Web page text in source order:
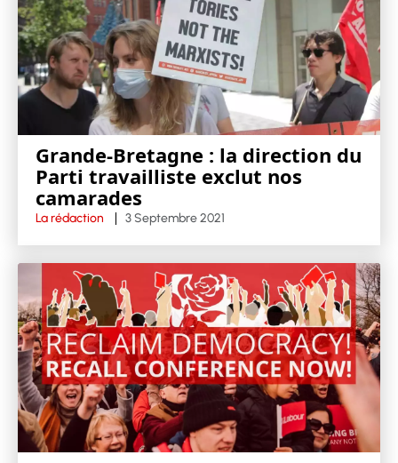
Grande-Bretagne : la direction du
Parti travailliste exclut nos
camarades
La rédaction 3 Septembre 2021